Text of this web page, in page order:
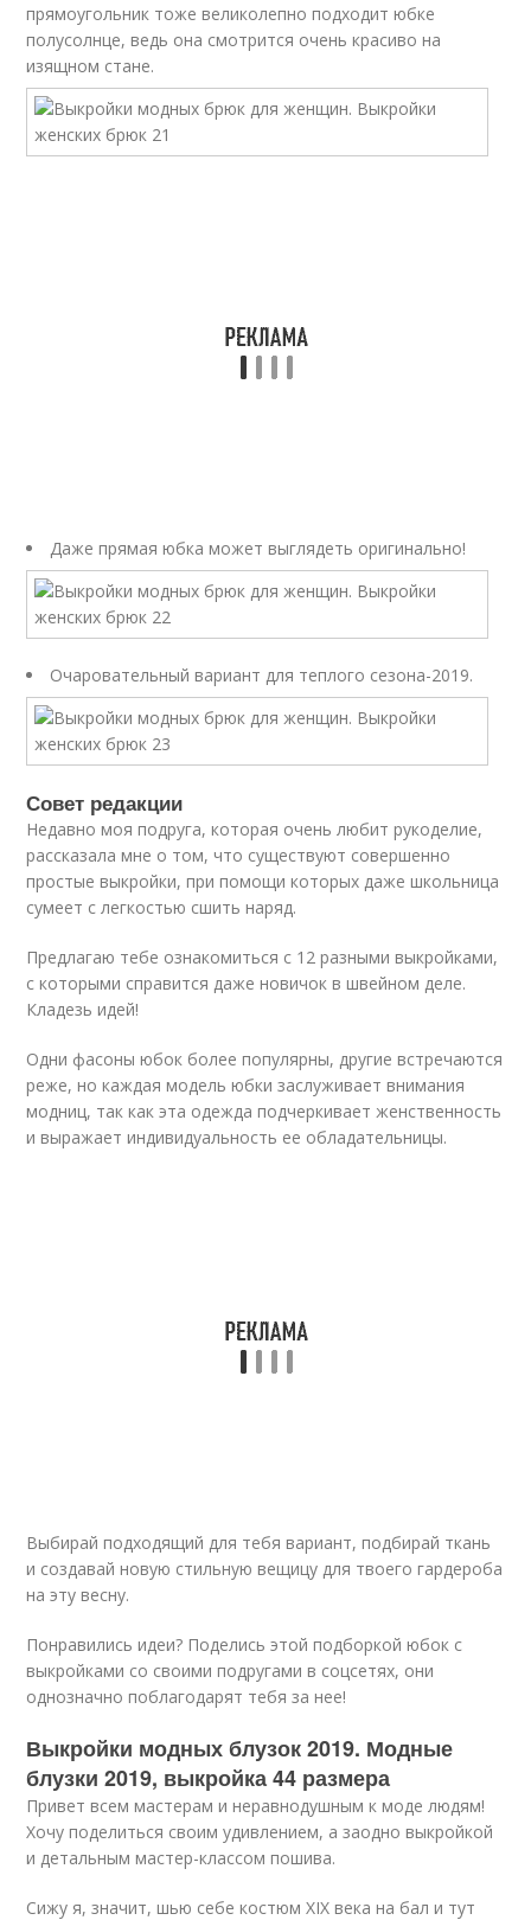
прямоугольник тоже великолепно подходит юбке
полусолнце, ведь она смотрится очень красиво на
изящном стане.
Даже прямая юбка может выглядеть оригинально!
Очаровательный вариант для теплого сезона-2019.
Совет редакции
Недавно моя подруга, которая очень любит рукоделие,
рассказала мне о том, что существуют совершенно
простые выкройки, при помощи которых даже школьница
сумеет с легкостью сшить наряд.
Предлагаю тебе ознакомиться с 12 разными выкройками,
с которыми справится даже новичок в швейном деле.
Кладезь идей!
Одни фасоны юбок более популярны, другие встречаются
реже, но каждая модель юбки заслуживает внимания
модниц, так как эта одежда подчеркивает женственность
и выражает индивидуальность ее обладательницы.
Выбирай подходящий для тебя вариант, подбирай ткань
и создавай новую стильную вещицу для твоего гардероба
на эту весну.
Понравились идеи? Поделись этой подборкой юбок с
выкройками со своими подругами в соцсетях, они
однозначно поблагодарят тебя за нее!
Выкройки модных блузок 2019. Модные
блузки 2019, выкройка 44 размера
Привет всем мастерам и неравнодушным к моде людям!
Хочу поделиться своим удивлением, а заодно выкройкой
и детальным мастер-классом пошива.
Сижу я, значит, шью себе костюм ХІХ века на бал и тут